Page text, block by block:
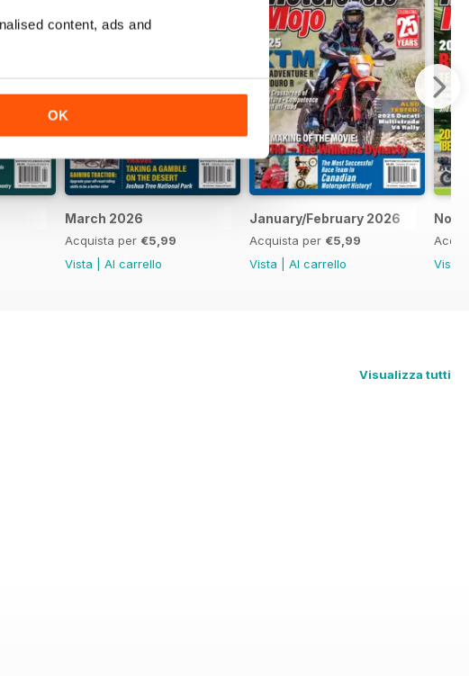
content, ads and
OK
March 2026
Acquista per €5,99
Vista
Al carrello
January/February 2026
Acquista per €5,99
Vista
Al carrello
Vista
Visualizza tutti